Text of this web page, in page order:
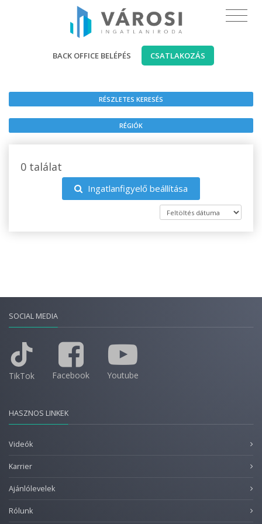
BACK OFFICE BELÉPÉS CSATLAKOZÁS
RÉSZLETES KERESÉS
RÉGIÓK
0 találat
Ingatlanfigyelő beállítása
SOCIAL MEDIA
TikTok Facebook Youtube
HASZNOS LINKEK
Videók
Karrier
Ajánlólevelek
Rólunk